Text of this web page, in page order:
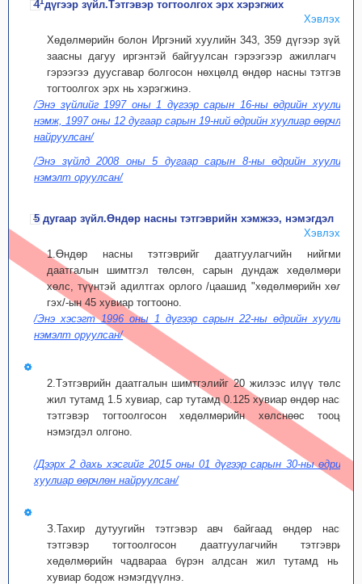
4 дүгээр зүйл.Тэтгэвэр тогтоолгох эрх хэрэгжих
Хэвлэх
Хөдөлмөрийн болон Иргэний хуулийн 343, 359 дүгээр зүйлд
заасны дагуу иргэнтэй байгуулсан гэрээгээр ажиллагч уг
гэрээгээ дуусгавар болгосон нөхцөлд өндөр насны тэтгэвэр
тогтоолгох эрх нь хэрэгжинэ.
/Энэ зүйлийг 1997 оны 1 дүгээр сарын 16-ны өдрийн хуулиар
нэмж, 1997 оны 12 дугаар сарын 19-ний өдрийн хуулиар өөрчлөн
найруулсан/
/Энэ зүйлд 2008 оны 5 дугаар сарын 8-ны өдрийн хуулиар
нэмэлт оруулсан/
5 дугаар зүйл.Өндөр насны тэтгэврийн хэмжээ, нэмэгдэл
Хэвлэх
1.Өндөр насны тэтгэврийг даатгуулагчийн нийгмийн
даатгалын шимтгэл төлсөн, сарын дундаж хөдөлмөрийн
хөлс, түүнтэй адилтгах орлого /цаашид "хөдөлмөрийн хөлс"
гэх/-ын 45 хувиар тогтооно.
/Энэ хэсэгт 1996 оны 1 дүгээр сарын 22-ны өдрийн хуулиар
нэмэлт оруулсан/
2.Тэтгэврийн даатгалын шимтгэлийг 20 жилээс илүү төлсөн
жил тутамд 1.5 хувиар, сар тутамд 0.125 хувиар өндөр насны
тэтгэвэр тогтоолгосон хөдөлмөрийн хөлснөөс тооцож
нэмэгдэл олгоно.
/Дээрх 2 дахь хэсгийг 2015 оны 01 дүгээр сарын 30-ны өдрийн
хуулиар өөрчлөн найруулсан/
З.Тахир дутуугийн тэтгэвэр авч байгаад өндөр насны
тэтгэвэр тогтоолгосон даатгуулагчийн тэтгэврийг
хөдөлмөрийн чадвараа бүрэн алдсан жил тутамд нь 1
хувиар бодож нэмэгдүүлнэ.